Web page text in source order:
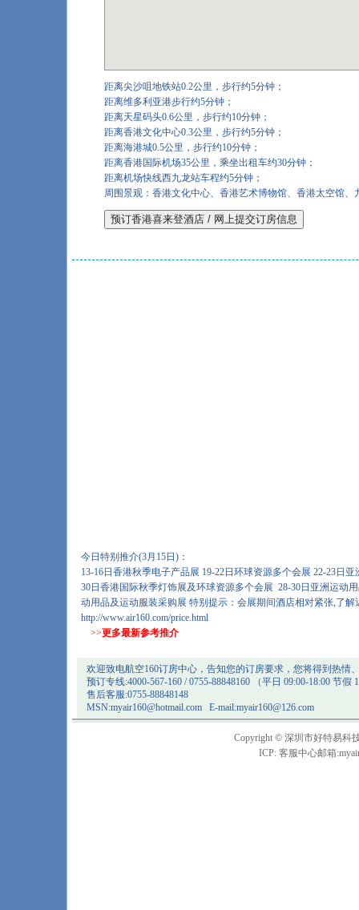
距离尖沙咀地铁站0.2公里，步行约5分钟；
距离维多利亚港步行约5分钟；
距离天星码头0.6公里，步行约10分钟；
距离香港文化中心0.3公里，步行约5分钟；
距离海港城0.5公里，步行约10分钟；
距离香港国际机场35公里，乘坐出租车约30分钟；
距离机场快线西九龙站车程约5分钟；
周围景观：香港文化中心、香港艺术博物馆、香港太空馆、
今日特别推介(3月15日)：
13-16日香港秋季电子产品展 19-22日环球资源多个会展 22-23日
30日香港国际秋季灯饰展及环球资源多个会展 28-30日亚洲运动
动用品及运动服装采购展 特别提示：会展期间酒店相对紧张,了解
http://www.air160.com/price.html
>>更多最新参考推介
欢迎致电航空160订房中心，告知您的订房要求，您将得到热情
预订专线:4000-567-160 / 0755-88848160 （平日 09:00-18:00 节假
售后客服:0755-88848148
MSN:myair160@hotmail.com E-mail:myair160@126.com
Copyright © 深圳市好特易科
ICP: 客服中心邮箱: